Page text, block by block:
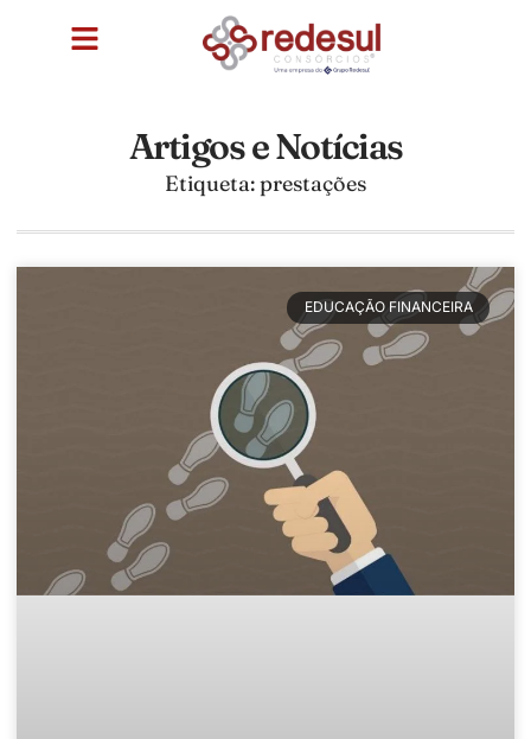
Artigos e Notícias
Etiqueta: prestações
EDUCAÇÃO FINANCEIRA